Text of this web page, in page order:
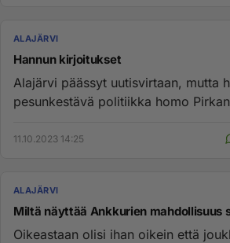
ALAJÄRVI
Hannun kirjoitukset
Alajärvi päässyt uutisvirtaan, mutta
pesunkestävä politiikka homo
11.10.2023 14:25
ALAJÄRVI
Miltä näyttää Ankkurien mahdollisuus
Oikeastaan olisi ihan oikein että